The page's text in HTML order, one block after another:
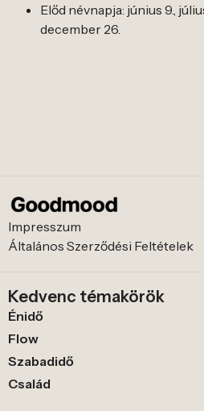
Előd névnapja: június 9.,
december 26.
Impresszum
Általános Szerződési Feltételek
Kedvenc témakörök
Énidő
Flow
Szabadidő
Család